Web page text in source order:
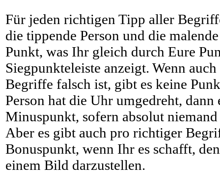
Für jeden richtigen Tipp aller
die tippende Person und die
Punkt, was Ihr gleich durch Eure
Siegpunkteleiste anzeigt. Wenn
Begriffe falsch ist, gibt es keine
Person hat die Uhr umgedreht, dann
Minuspunkt, sofern absolut
Aber es gibt auch pro richtiger
Bonuspunkt, wenn Ihr es schafft,
einem Bild darzustellen.